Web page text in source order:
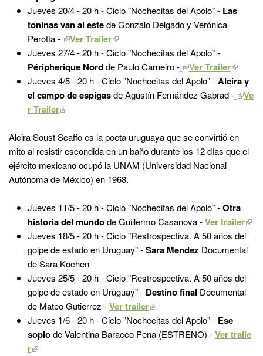
Jueves 20/4 - 20 h - Ciclo "Nochecitas del Apolo" - Las
toninas van al estede Gonzalo Delgado y Verónica
Perotta- Ver Trailer
Jueves 27/4 - 20 h - Ciclo "Nochecitas del Apolo" -
Péripherique Nordde Paulo Carneiro- Ver Trailer
Jueves 4/5 - 20 h - Ciclo "Nochecitas del Apolo" -Alcira y
el campo de espigasde Agustín Fernández Gabrad-
Ve
r Trailer
Alcira Soust Scaffo es la poeta uruguaya que se convirtió en
mito al resistir escondida en un baño durante los 12 días que el
ejército mexicano ocupó la UNAM (Universidad Nacional
Autónoma de México) en 1968.
Jueves 11/5 -20 h - Ciclo "Nochecitas del Apolo" -Otra
historia del mundode Guillermo Casanova -Ver trailer
Jueves 18/5 -20 h - Ciclo "Restrospectiva. A 50 años del
golpe de estado en Uruguay" -Sara Mendez Documental
de Sara Kochen
Jueves 25/5 -20 h - Ciclo "Restrospectiva. A 50 años del
golpe de estado en Uruguay" - Destino final Documental
de Mateo Gutierrez -Ver trailer
Jueves 1/6 -20 h - Ciclo "Nochecitas del Apolo" - Ese
soplode Valentina Baracco Pena (ESTRENO) -Ver traile
r